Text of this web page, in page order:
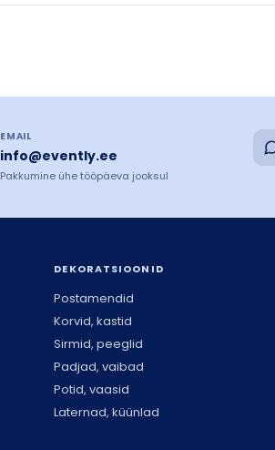
EMAIL
info@evently.ee
Pakkumine ühe tööpäeva jooksul
DEKORATSIOONID
Postamendid
Korvid, kastid
Sirmid, peeglid
Padjad, vaibad
Potid, vaasid
Laternad, küünlad